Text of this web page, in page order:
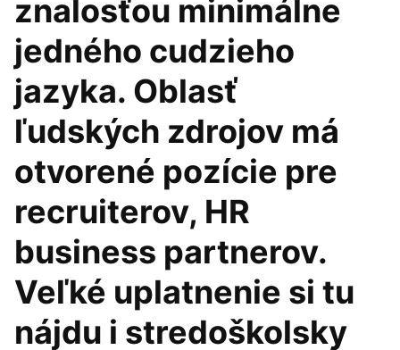
znalosťou minimálne
jedného cudzieho
jazyka. Oblasť
ľudských zdrojov má
otvorené pozície pre
recruiterov, HR
business partnerov.
Veľké uplatnenie si tu
nájdu i stredoškolsky